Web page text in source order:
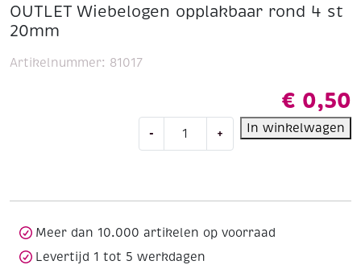
OUTLET Wiebelogen opplakbaar rond 4 st
20mm
€ 0,50
-
Wiebelogen
20mm
aantal
+ In winkelwagen
Artikelnummer: 81017
Meer dan 10.000 artikelen op voorraad
Levertijd 1 tot 5 werkdagen